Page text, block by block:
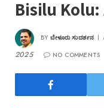
Bisilu
BY ಬೇಳೂರು ಸುದರ್ಶನ
2025
NO COMMENTS